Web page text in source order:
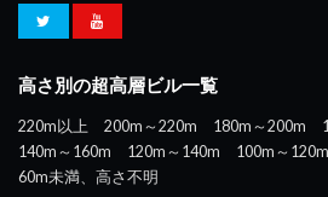
高さ別の超高層ビル一覧
220m以上 200m～220m 180m～200m
140m～160m
120m～140m 100m～120m
60m未満、高さ不明